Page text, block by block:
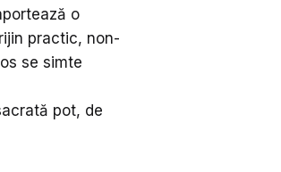
o
practic, non-
se simte
pot, de